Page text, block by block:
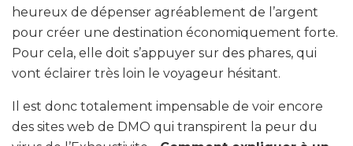
heureux de dépenser agréablement de l’argent
pour créer une destination économiquement forte.
Pour cela, elle doit s’appuyer sur des phares, qui
vont éclairer très loin le voyageur hésitant.
Il est donc totalement impensable de voir encore
des sites web de DMO qui transpirent la peur du